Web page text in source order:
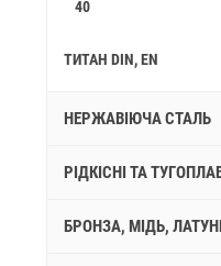
40
ТИТАН DIN, EN
НЕРЖАВІЮЧА СТАЛЬ
РІДКІСНІ ТА
БРОНЗА, МІДЬ,